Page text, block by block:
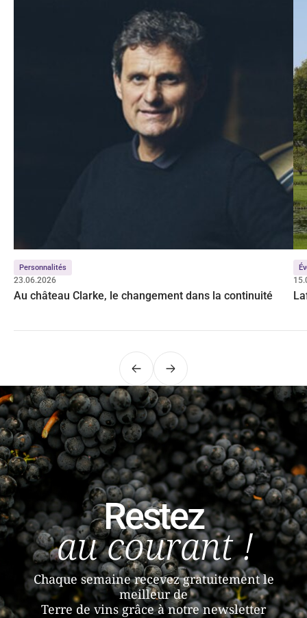
Personnalités
23.06.2026
Au château Clarke, le changement dans la continuité
PrécédentSuivant
Restez
au courant !
Chaque semaine recevez gratuitement le
meilleur de
Terre de vins grâce à notre newsletter